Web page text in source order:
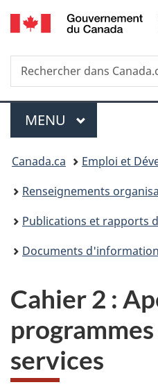
Recherche
Rechercher
dans
Menu
MENU PRINCIPAL
Vous
êtes
ici :
Canada.ca
Emploi et
Renseignements
Publications et rapports
Documents d'information d'Emploi et
Cahier 2 :
services